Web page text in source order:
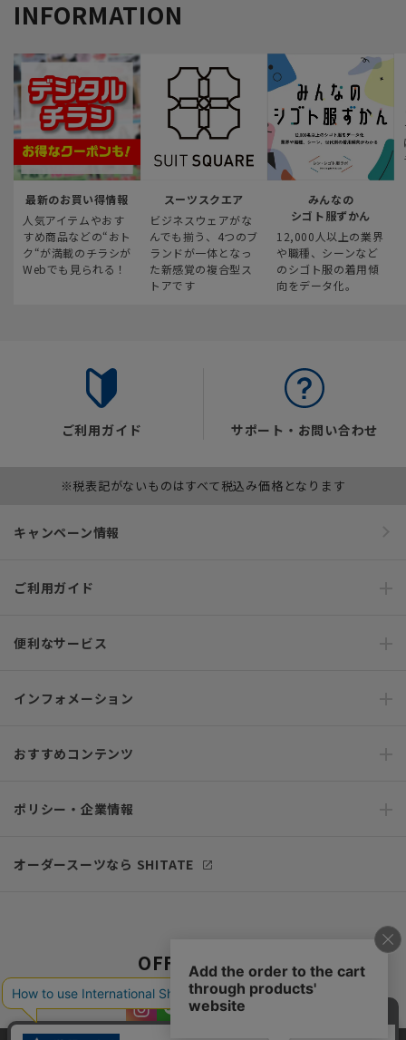
INFORMATION
最新のお買い得情報
人気アイテムやおす
すめ商品などの“おト
ク“が満載のチラシが
Webでも見られる！
スーツスクエア
ビジネスウェアがな
んでも揃う、4つのブ
ランドが一体となっ
た新感覚の複合型ス
トアです
みんなの
シゴト服ずかん
12,000人以上の業界
や職種、シーンなど
のシゴト服の着用傾
向をデータ化。
ご利用ガイド サポート・お問い合わせ
※税表記がないものはすべて税込み価格となります
キャンペーン情報
ご利用ガイド
便利なサービス
インフォメーション
おすすめコンテンツ
ポリシー・企業情報
オーダースーツなら SHITATE
OFFICIAL SNS